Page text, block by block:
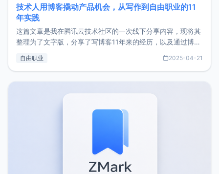
技术人用博客撬动产品机会，从写作到自由职业的11
年实践
这篇文章是我在腾讯云技术社区的一次线下分享内容，现将其
整理为了文字版，分享了写博客11年来的经历，以及通过博客
了我的首个产品ImgURL的真实数据和产品现状。自我介绍大
自由职业 2025-04-21